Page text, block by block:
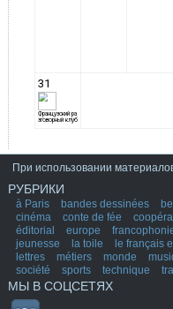
При использовании
РУБРИКИ
à Paris bandes dessinées
cinéma
conte de fée
éditorial
europe
jeunesse
la toile le français
lettres
métiers monde
société
sports technique
МЫ В СОЦСЕТЯХ